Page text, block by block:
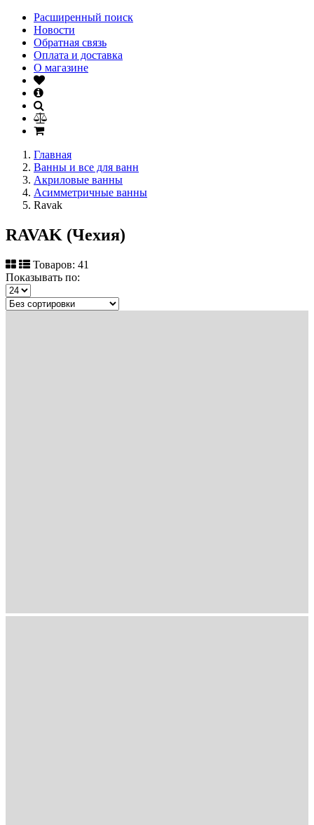
Расширенный поиск
Новости
Обратная связь
Оплата и доставка
О магазине
Главная
Ванны и все для ванн
Акриловые ванны
Асимметричные ванны
Ravak
RAVAK (Чехия)
Товаров: 41
Показывать по: